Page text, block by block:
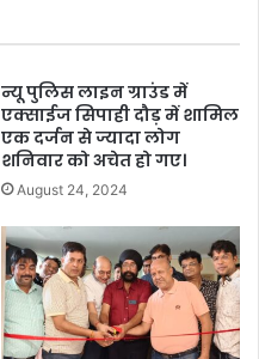
न्यू पुलिस लाइन ग्राउंड में
एक्साईज सिपाही दौड़ में शामिल
एक दर्जन से ज्यादा लोग
शनिवार को अचेत हो गए।
August 24, 2024